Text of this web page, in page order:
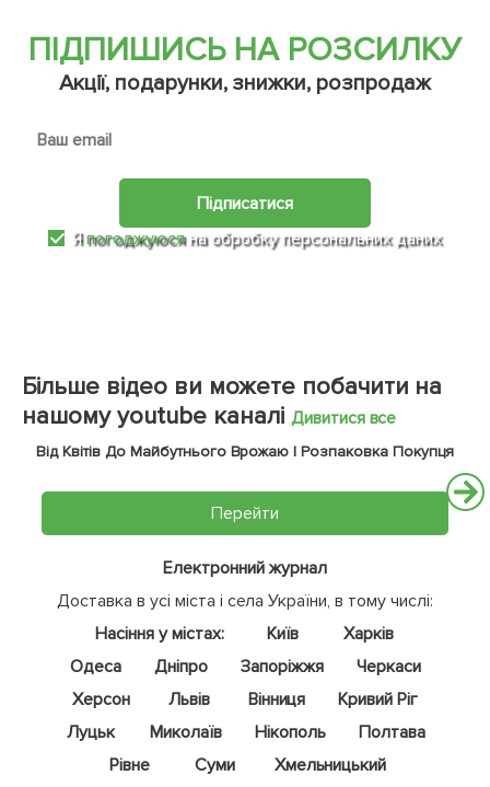
ПІДПИШИСЬ НА РОЗСИЛКУ
Акції, подарунки, знижки, розпродаж
Підписатися
Япогоджуюсяна обробку персональних даних
Більше відео ви можете побачити на
нашому youtube каналі Дивитися все
Від Квітів До Майбутнього Врожаю | Розпаковка Покупця
Перейти
Електронний журнал
Доставка в усі міста і села України, в тому числі:
Насіння у містах:
Київ
Харків
Одеса
Дніпро Запоріжжя
Черкаси
Херсон
Львів Вінниця
Кривий Ріг
Луцьк
Миколаїв Нікополь
Полтава
Рівне
Суми
Хмельницький